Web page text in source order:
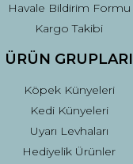
Havale Bildirim Formu
Kargo Takibi
ÜRÜN GRUPLARI
Köpek Künyeleri
Kedi Künyeleri
Uyarı Levhaları
Hediyelik Ürünler